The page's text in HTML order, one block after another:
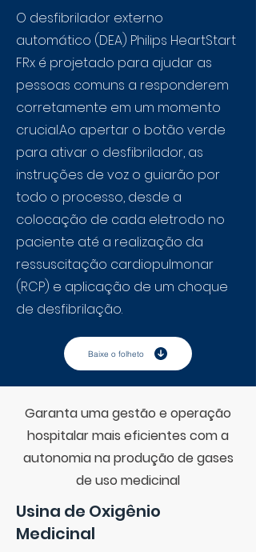
O desfibrilador externo
automático (DEA) Philips HeartStart
FRx é projetado para ajudar as
pessoas comuns a responderem
corretamente em um momento
crucial.Ao apertar o botão verde
para ativar o desfibrilador, as
instruções de voz o guiarão por
todo o processo, desde a
colocação de cada eletrodo no
paciente até a realização da
ressuscitação cardiopulmonar
(RCP) e aplicação de um choque
de desfibrilação.
Baixe o folheto
Garanta uma gestão e operação
hospitalar mais eficientes com a
autonomia na produção de gases
de uso medicinal
Usina de Oxigênio
Medicinal